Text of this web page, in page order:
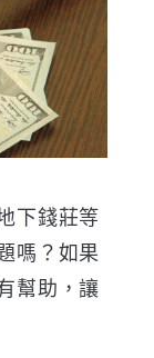
下錢莊等
嗎？如果
幫助，讓